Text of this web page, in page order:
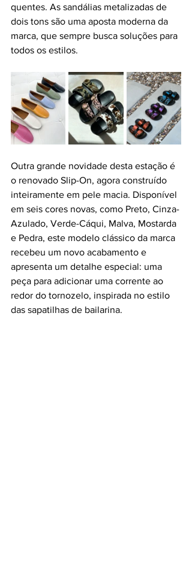
quentes. As sandálias metalizadas de
dois tons são uma aposta moderna da
marca, que sempre busca soluções para
todos os estilos.
Outra grande novidade desta estação é
o renovado Slip-On, agora construído
inteiramente em pele macia. Disponível
em seis cores novas, como Preto, Cinza-
Azulado, Verde-Cáqui, Malva, Mostarda
e Pedra, este modelo clássico da marca
recebeu um novo acabamento e
apresenta um detalhe especial: uma
peça para adicionar uma corrente ao
redor do tornozelo, inspirada no estilo
das sapatilhas de bailarina.